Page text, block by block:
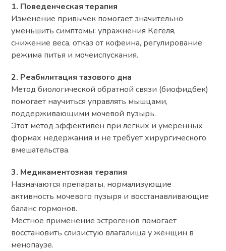
1. Поведенческая терапия
Изменение привычек помогает значительно
уменьшить симптомы: упражнения Кегеля,
снижение веса, отказ от кофеина, регулирование
режима питья и мочеиспускания.
2. Реабилитация тазового дна
Метод биологической обратной связи (биофидбек)
помогает научиться управлять мышцами,
поддерживающими мочевой пузырь.
Этот метод эффективен при лёгких и умеренных
формах недержания и не требует хирургического
вмешательства.
3. Медикаментозная терапия
Назначаются препараты, нормализующие
активность мочевого пузыря и восстанавливающие
баланс гормонов.
Местное применение эстрогенов помогает
восстановить слизистую влагалища у женщин в
менопаузе.